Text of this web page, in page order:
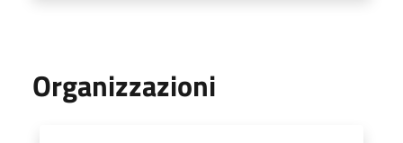
Organizzazioni